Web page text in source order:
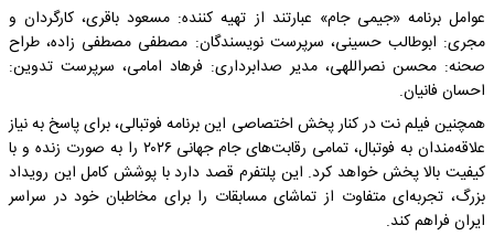
عوامل برنامه «جیمی جام» عبارتند از تهیه کننده: مسعود باقری، کارگردان و
مجری: ابوطالب حسینی، سرپرست نویسندگان: مصطفی مصطفی زاده، طراح
صحنه: محسن نصراللهی، مدیر صدابرداری: فرهاد امامی، سرپرست تدوین:
احسان فانیان.
همچنین فیلم‌ نت در کنار پخش اختصاصی این برنامه فوتبالی، برای پاسخ به نیاز
علاقه‌مندان به فوتبال، تمامی رقابت‌های جام جهانی ۲۰۲۶ را به صورت زنده و با
کیفیت بالا پخش خواهد کرد. این پلتفرم قصد دارد با پوشش کامل این رویداد
بزرگ، تجربه‌ای متفاوت از تماشای مسابقات را برای مخاطبان خود در سراسر
ایران فراهم کند.